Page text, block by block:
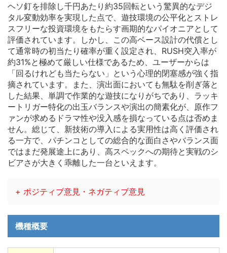
ヘソ釘を排除し千円あたり約35回転という驚異的なデジ
タル変動効率を実現した点で、遊技環境の公平化とストレ
スフリーな投資環境をもたらす画期的なパイオニアとして
評価されています。しかし、この高ベース設計の代償とし
て通常時の初当たり確率が重く設定され、RUSH突入率が
約31%と極めて厳しい仕様であるため、ユーザーからは
「回るけれども当たらない」という心理的閉塞感が強く指
摘されています。また、演出面においても無駄を削ぎ落と
した結果、単調で作業的な遊技になりがちであり、ラッキ
ートリガー特化の出玉バランスや演出の簡素化が、原作フ
ァンが求めるドラマ性や没入感を損なっている点は否めま
せん。総じて、新技術の導入による実用性は高く評価され
る一方で、パチンコとしての総合的な面白さやバランス面
ではまだ発展途上にあり、高スペックへの期待と実戦のシ
ビアさが大きく乖離した一台といえます。
+ ポジティブ意見・ネガティブ意見
機種概要